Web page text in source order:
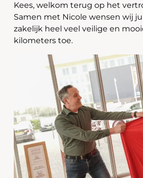
Kees, welkom terug op het
Samen met Nicole wensen wij
zakelijk heel veel veilige en
kilometers toe.